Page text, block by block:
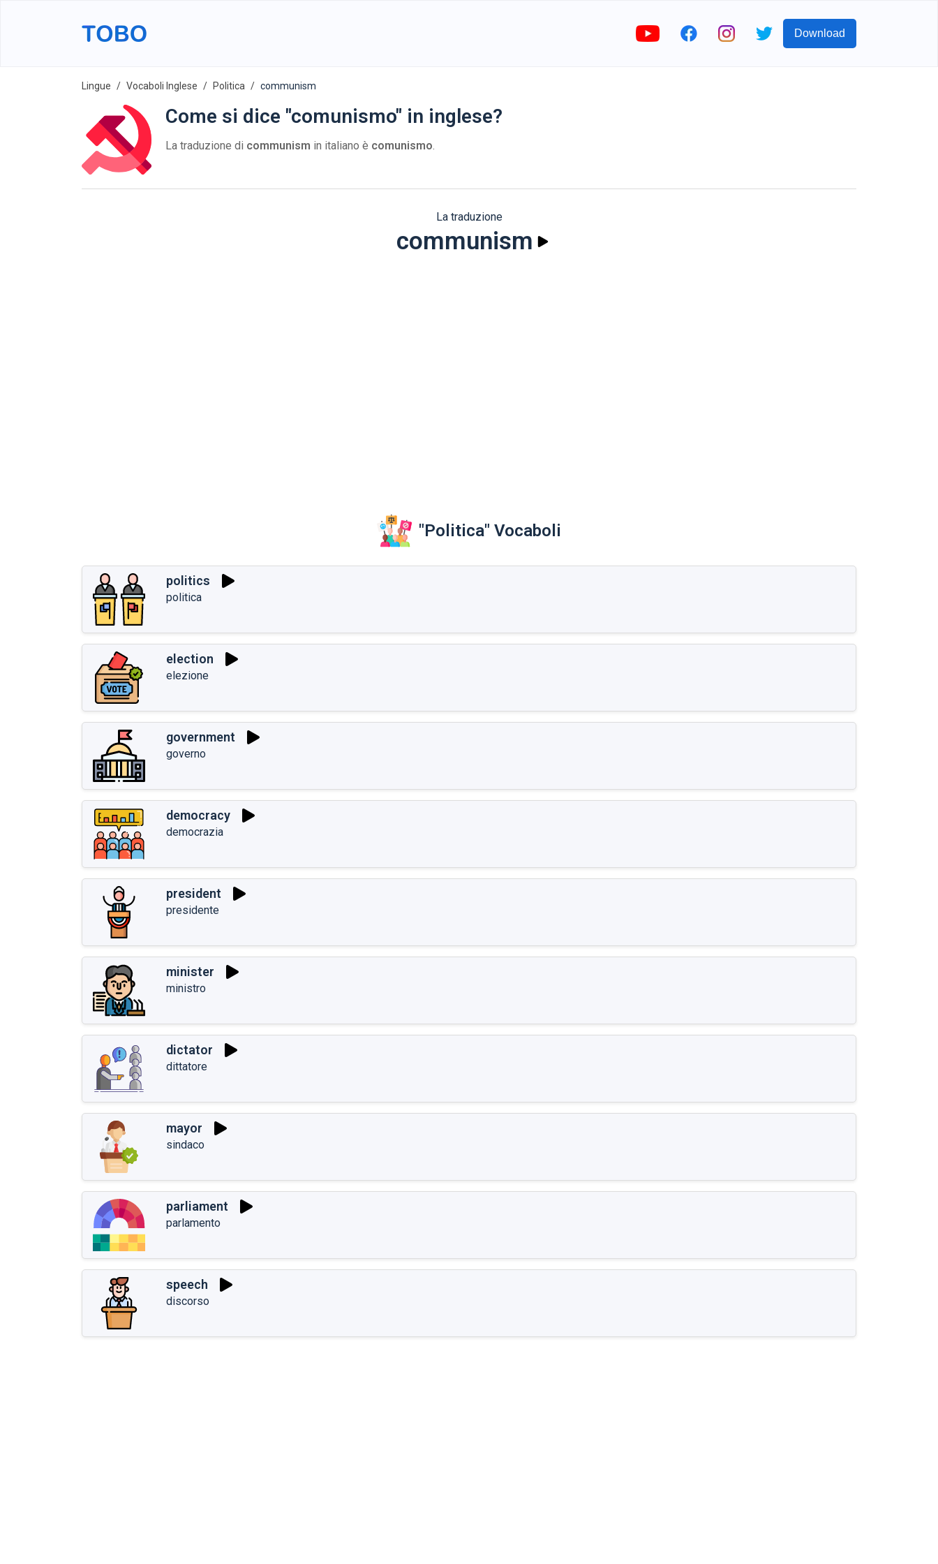
Download
Lingue Vocaboli Inglese Politica communism
Come si dice "comunismo" in inglese?
La traduzione di communism in italiano è comunismo.
La traduzione
communism
"Politica" Vocaboli
politics
politica
election
elezione
government
governo
democracy
democrazia
president
presidente
minister
ministro
dictator
dittatore
mayor
sindaco
parliament
parlamento
speech
discorso